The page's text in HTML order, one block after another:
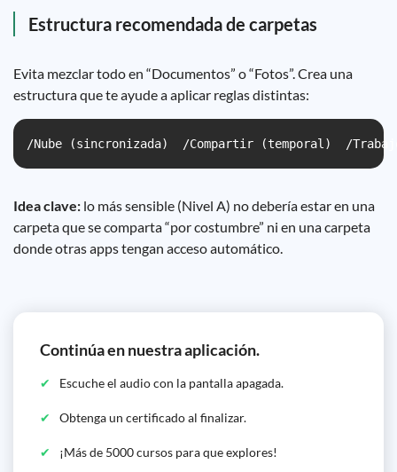
Estructura recomendada de carpetas
Evita mezclar todo en “Documentos” o “Fotos”. Crea una
estructura que te ayude a aplicar reglas distintas:
/Nube (sincronizada)  /Compartir (temporal)  /
Idea clave: lo más sensible (Nivel A) no debería estar en una
carpeta que se comparta “por costumbre” ni en una carpeta
donde otras apps tengan acceso automático.
Continúa en nuestra aplicación.
Escuche el audio con la pantalla apagada.
Obtenga un certificado al finalizar.
¡Más de 5000 cursos para que explores!